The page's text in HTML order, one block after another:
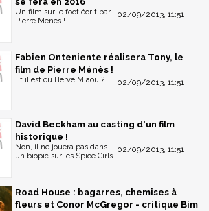
02/09/2013, 11:51
Un film sur le foot écrit par
Pierre Ménès !
Fabien Onteniente réalisera Tony, le
film de Pierre Ménès !
02/09/2013, 11:51
Et il est où Hervé Miaou ?
David Beckham au casting d'un film
historique !
02/09/2013, 11:51
Non, il ne jouera pas dans
un biopic sur les Spice Girls
Road House : bagarres, chemises à
fleurs et Conor McGregor - critique Bim